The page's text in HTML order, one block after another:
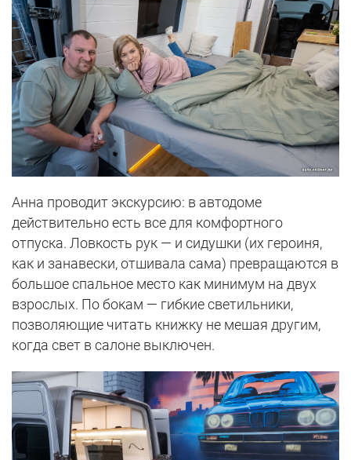
Анна проводит экскурсию: в автодоме
действительно есть все для комфортного
отпуска. Ловкость рук — и сидушки (их героиня,
как и занавески, отшивала сама) превращаются в
большое спальное место как минимум на двух
взрослых. По бокам — гибкие светильники,
позволяющие читать книжку не мешая другим,
когда свет в салоне выключен.